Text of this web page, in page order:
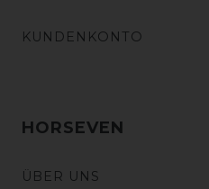
KUNDENKONTO
HORSEVEN
ÜBER UNS